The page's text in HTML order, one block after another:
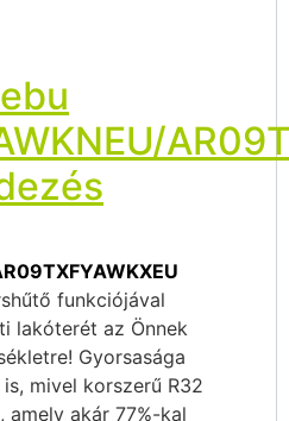
funkciójával
lakóterét az Önnek
Gyorsasága
mivel korszerű R32
akár 77%-kal